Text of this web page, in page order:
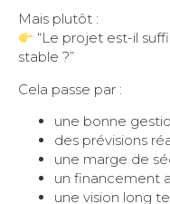
Mais plutôt :
“Le projet est-il
stable ?”
Cela passe par :
une bonne
des prévisions
une marge de
un financement
une vision long